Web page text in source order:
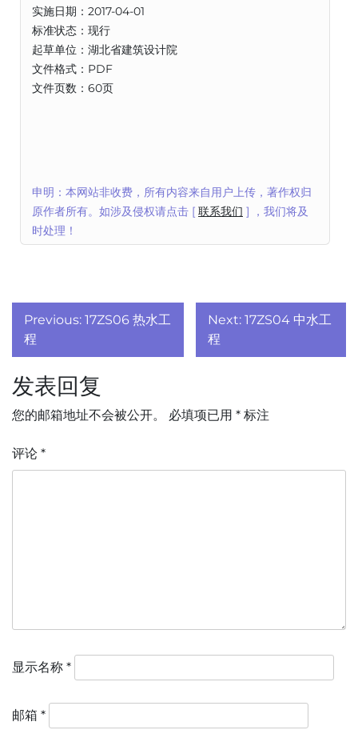
实施日期：2017-04-01
标准状态：现行
起草单位：湖北省建筑设计院
文件格式：PDF
文件页数：60页
申明：本网站非收费，所有内容来自用户上传，著作权归
原作者所有。如涉及侵权请点击 [ 联系我们 ] ，我们将及
时处理！
文
章
导
航
Previous: 17ZS06 热水工
程
Next: 17ZS04 中水工
程
发表回复
您的邮箱地址不会被公开。 必填项已用 * 标注
评论 *
显示名称 *
邮箱 *